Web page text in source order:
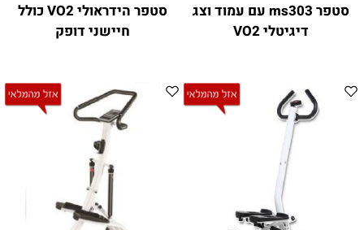
סטפר ms303 עם עמוד וצג
דיגיטלי VO2
סטפר הידראולי VO2 כולל
חיישני דופק